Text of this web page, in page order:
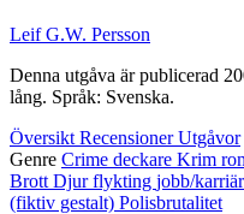
Leif G.W. Persson
Denna utgåva är publicerad
lång. Språk: Svenska.
Översikt RecensionerUtgåvor
Genre Crime deckare Krim
Brott Djurflykting jobb/karriär
(fiktiv gestalt) Polisbrutalitet